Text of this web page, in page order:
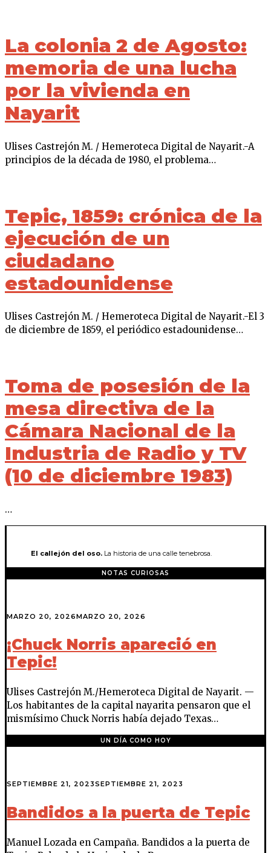
La colonia 2 de Agosto:
memoria de una lucha
por la vivienda en
Nayarit
Ulises Castrejón M. / Hemeroteca Digital de Nayarit.-A
principios de la década de 1980, el problema…
Tepic, 1859: crónica de la
ejecución de un
ciudadano
estadounidense
Ulises Castrejón M. / Hemeroteca Digital de Nayarit.-El 3
de diciembre de 1859, el periódico estadounidense…
Toma de posesión de la
mesa directiva de la
Cámara Nacional de la
Industria de Radio y TV
(10 de diciembre 1983)
…
El callejón del oso. La historia de una calle tenebrosa.
NOTAS CURIOSAS
MARZO 20, 2026MARZO 20, 2026
¡Chuck Norris apareció en
Tepic!
Ulises Castrejón M./Hemeroteca Digital de Nayarit. —
Los habitantes de la capital nayarita pensaron que el
mismísimo Chuck Norris había dejado Texas…
UN DÍA COMO HOY
SEPTIEMBRE 21, 2023SEPTIEMBRE 21, 2023
Bandidos a la puerta de Tepic
Manuel Lozada en Campaña. Bandidos a la puerta de